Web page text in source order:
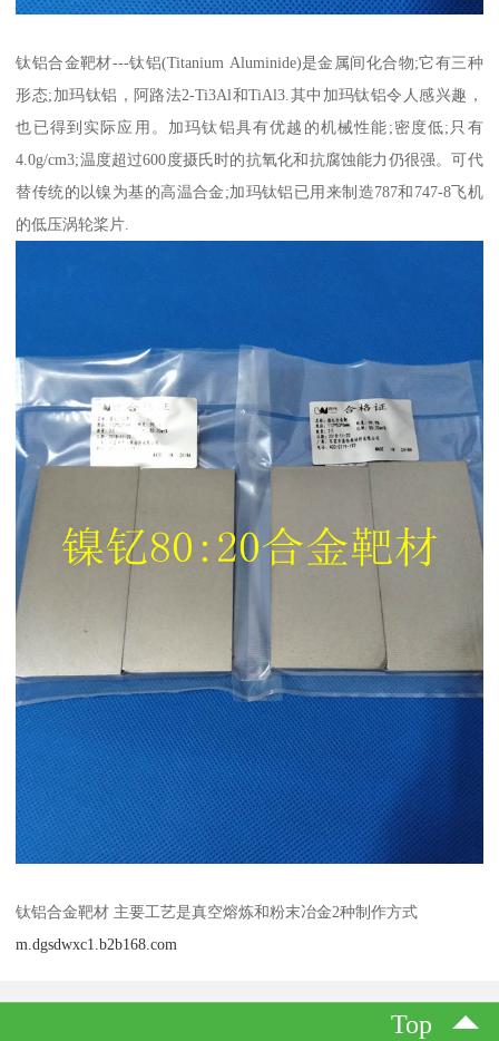
钛铝合金靶材---钛铝(Titanium Aluminide)是金属间化合物;它有三种
形态;加玛钛铝，阿路法2-Ti3Al和TiAl3.其中加玛钛铝令人感兴趣，
也已得到实际应用。加玛钛铝具有优越的机械性能;密度低;只有
4.0g/cm3;温度超过600度摄氏时的抗氧化和抗腐蚀能力仍很强。可代
替传统的以镍为基的高温合金;加玛钛铝已用来制造787和747-8飞机
的低压涡轮桨片.
钛铝合金靶材 主要工艺是真空熔炼和粉末冶金2种制作方式
m.dgsdwxc1.b2b168.com
Top